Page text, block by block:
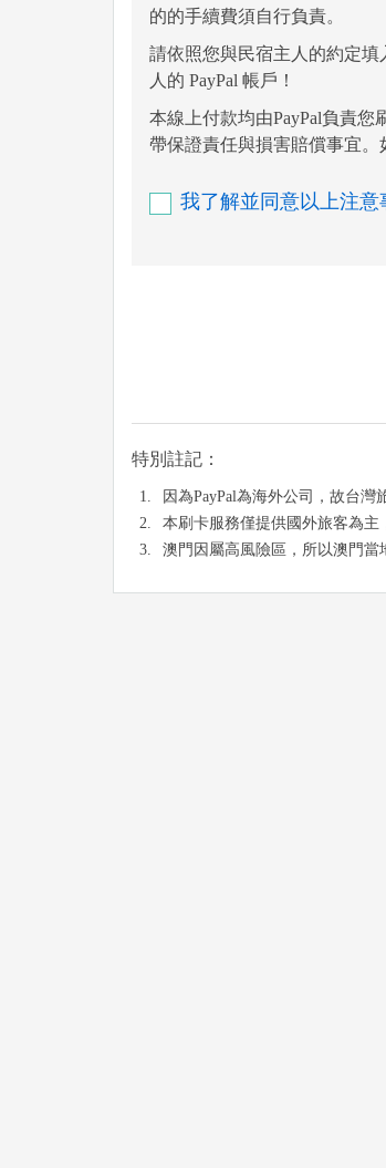
的的手續費須自行負責。
請依照您與民宿主人的約定填
人的 PayPal 帳戶！
本線上付款均由PayPal負責
帶保證責任與損害賠償事宜。
我了解並同意以上注意
特別註記：
因為PayPal為海外公司，故台
本刷卡服務僅提供國外旅客為主
澳門因屬高風險區，所以澳門當